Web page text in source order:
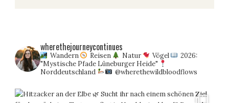
wherethejourneycontinues
Wandern Reisen Natur Vögel
2026:
"Mystische Pfade Lüneburger Heide"
Norddeutschland
@wherethewildbloodflows